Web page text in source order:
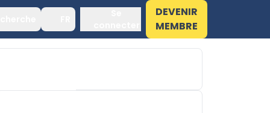
DEVENIR
MEMBRE